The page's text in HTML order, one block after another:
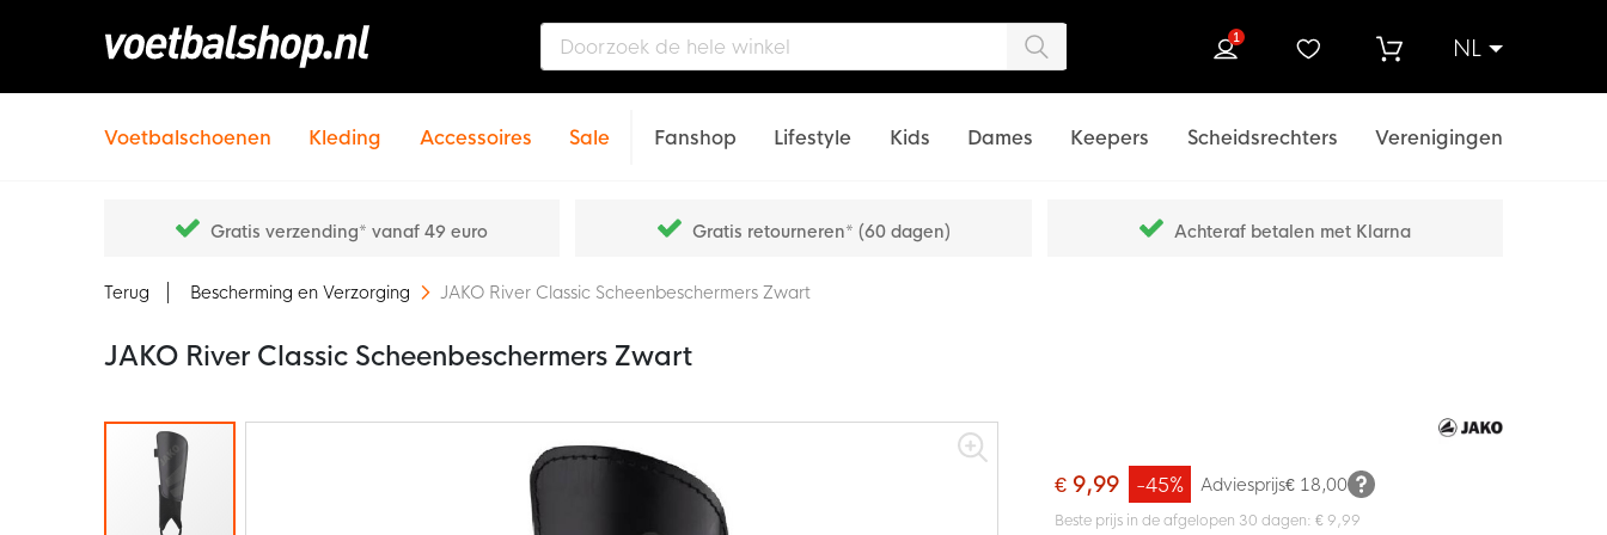
NL
1
Voetbalschoenen Kleding Accessoires Sale Fanshop Lifestyle Kids Dames Keepers Scheidsrechters Verenigingen
Gratis verzending* vanaf 49 euro Gratis retourneren* (60 dagen) Achteraf betalen met Klarna
Terug Bescherming en Verzorging JAKO River Classic Scheenbeschermers Zwart
JAKO River Classic Scheenbeschermers Zwart
Ga
€ 9,99 Adviesprijs€ 18,00
-45%
Beste prijs in de afgelopen 30 dagen: € 9,99